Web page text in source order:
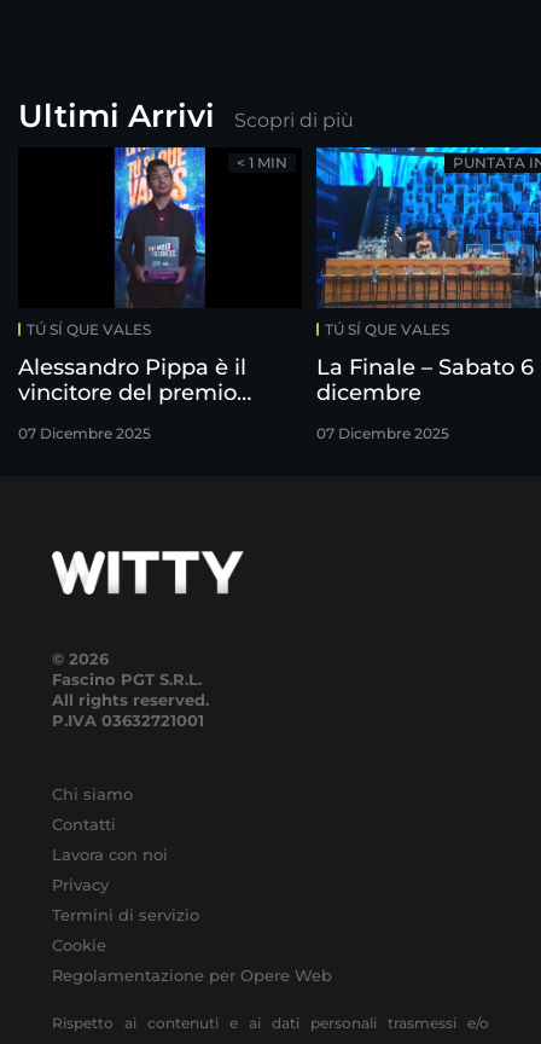
Ultimi Arrivi Scopri di più
TÚ SÍ QUE VALES
Alessandro Pippa è il
vincitore del premio
07 Dicembre 2025
< 1 MIN
TÚ SÍ QUE VALES
La Finale – Sabato 6
dicembre
07 Dicembre 2025
PUNTATA
© 2026
Fascino PGT S.R.L.
All rights reserved.
P.IVA 03632721001
Chi siamo
Contatti
Lavora con noi
Privacy
Termini di servizio
Cookie
Regolamentazione per Opere Web
Rispetto ai contenuti e ai dati personali trasmessi e/o